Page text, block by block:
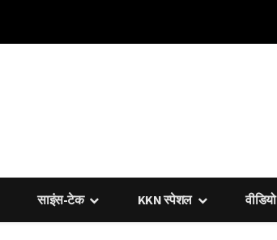
साइंस-टेक KKN स्पेशल वीडियो